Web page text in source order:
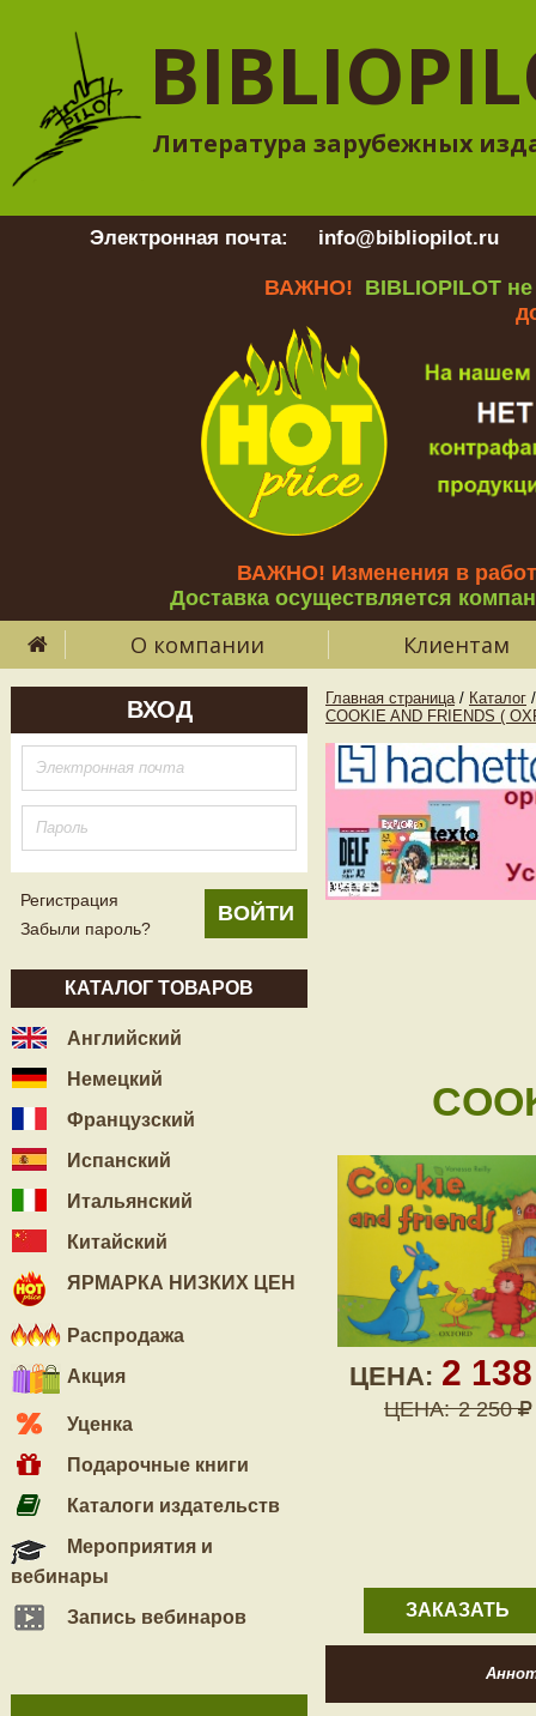
Литература зарубежных
Электронная почта: info@bibliopilot.ru
ВАЖНО! BIBLIOPILOT
ВАЖНО! Изменения в
Доставка осуществляется
О компании Клиентам
ВХОД
Регистрация
Забыли пароль?
КАТАЛОГ ТОВАРОВ
Английский
Немецкий
Французский
Испанский
Итальянский
Китайский
ЯРМАРКА НИЗКИХ ЦЕН
Распродажа
Акция
Уценка
Подарочные книги
Каталоги издательств
Мероприятия и
вебинары
Запись вебинаров
Главная страница / Каталог /
COOKIE AND FRIENDS (
ЦЕНА: 2
ЦЕНА: 2 250
ЗАКАЗАТЬ